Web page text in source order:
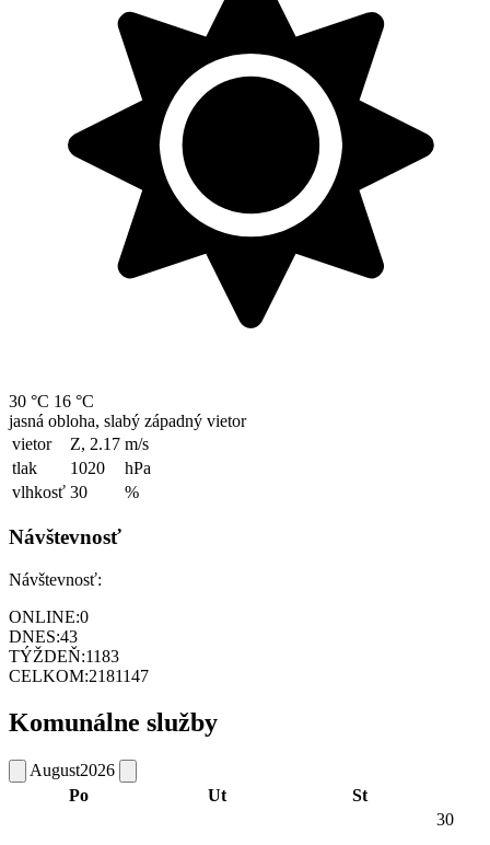
30 °C 16 °C
jasná obloha, slabý západný vietor
vietor
Z, 2.17 m/s
tlak
1020
hPa
vlhkosť 30 %
Návštevnosť
Návštevnosť:
ONLINE:0
DNES:43
TÝŽDEŇ:1183
CELKOM:2181147
Komunálne služby
August2026
Po
Ut St
30